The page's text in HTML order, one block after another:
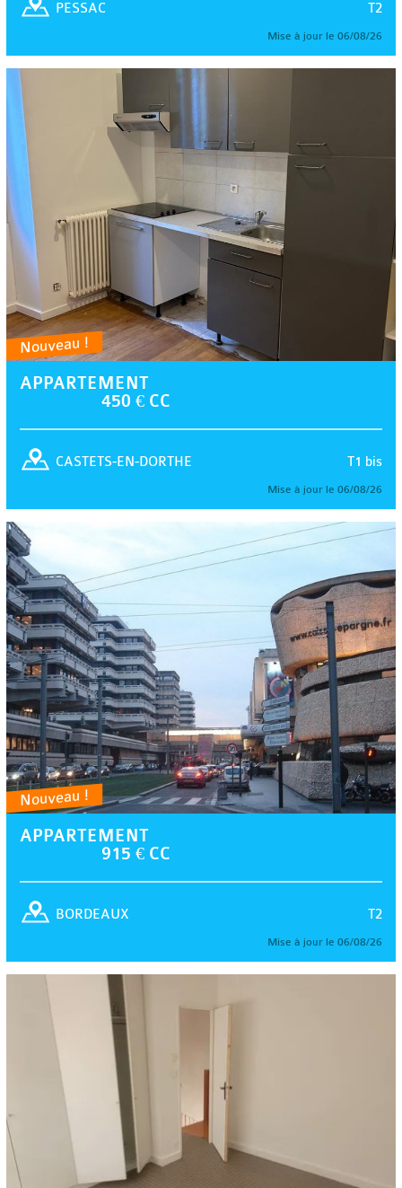
T2
PESSAC
Mise à jour le 06/08/26
Nouveau !
APPARTEMENT
450 € CC
T1 bis
CASTETS-EN-DORTHE
Mise à jour le 06/08/26
Nouveau !
APPARTEMENT
915 € CC
T2
BORDEAUX
Mise à jour le 06/08/26